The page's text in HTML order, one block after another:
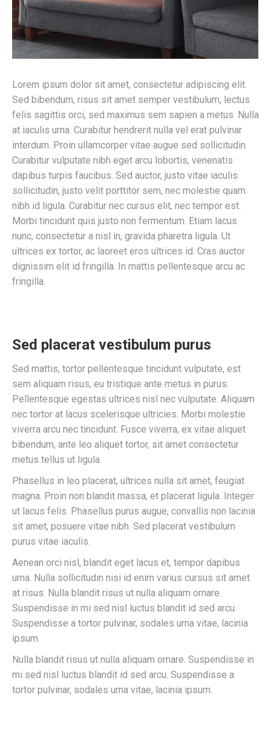
Lorem ipsum dolor sit amet, consectetur adipiscing elit.
Sed bibendum, risus sit amet semper vestibulum, lectus
felis sagittis orci, sed maximus sem sapien a metus. Nulla
at iaculis urna. Curabitur hendrerit nulla vel erat pulvinar
interdum. Proin ullamcorper vitae augue sed sollicitudin.
Curabitur vulputate nibh eget arcu lobortis, venenatis
dapibus turpis faucibus. Sed auctor, justo vitae iaculis
sollicitudin, justo velit porttitor sem, nec molestie quam
nibh id ligula. Curabitur nec cursus elit, nec tempor est.
Morbi tincidunt quis justo non fermentum. Etiam lacus
nunc, consectetur a nisl in, gravida pharetra ligula. Ut
ultrices ex tortor, ac laoreet eros ultrices id. Cras auctor
dignissim elit id fringilla. In mattis pellentesque arcu ac
fringilla.
Sed placerat vestibulum purus
Sed mattis, tortor pellentesque tincidunt vulputate, est
sem aliquam risus, eu tristique ante metus in purus.
Pellentesque egestas ultrices nisl nec vulputate. Aliquam
nec tortor at lacus scelerisque ultricies. Morbi molestie
viverra arcu nec tincidunt. Fusce viverra, ex vitae aliquet
bibendum, ante leo aliquet tortor, sit amet consectetur
metus tellus ut ligula.
Phasellus in leo placerat, ultrices nulla sit amet, feugiat
magna. Proin non blandit massa, et placerat ligula. Integer
ut lacus felis. Phasellus purus augue, convallis non lacinia
sit amet, posuere vitae nibh. Sed placerat vestibulum
purus vitae iaculis.
Aenean orci nisl, blandit eget lacus et, tempor dapibus
urna. Nulla sollicitudin nisi id enim varius cursus sit amet
at risus. Nulla blandit risus ut nulla aliquam ornare.
Suspendisse in mi sed nisl luctus blandit id sed arcu.
Suspendisse a tortor pulvinar, sodales urna vitae, lacinia
ipsum.
Nulla blandit risus ut nulla aliquam ornare. Suspendisse in
mi sed nisl luctus blandit id sed arcu. Suspendisse a
tortor pulvinar, sodales urna vitae, lacinia ipsum.